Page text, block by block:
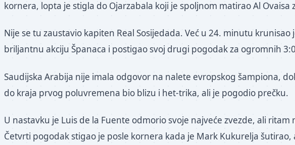
kornera, lopta je stigla do Ojarzabala koji je spoljnom matirao Al Ovaisa
Nije se tu zaustavio kapiten Real Sosijedada. Već u 24. minutu krunisao
briljantnu akciju Španaca i postigao svoj drugi pogodak za ogromnih
Saudijska Arabija nije imala odgovor na nalete evropskog šampiona,
do kraja prvog poluvremena bio blizu i het-trika, ali je pogodio prečku.
U nastavku je Luis de la Fuente odmorio svoje najveće zvezde, ali ritam
Četvrti pogodak stigao je posle kornera kada je Mark Kukurelja šutirao,